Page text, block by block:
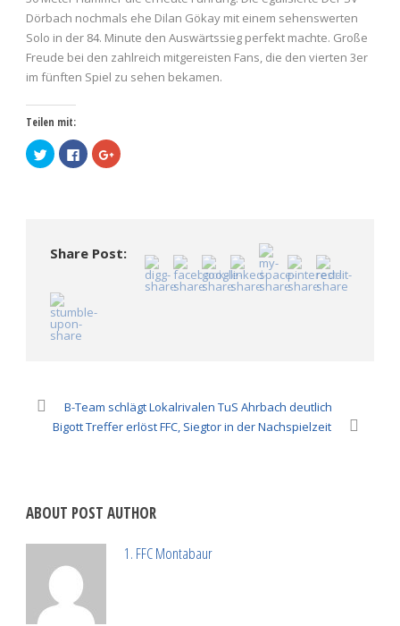
Dörbach nochmals ehe Dilan Gökay mit einem sehenswerten
Solo in der 84. Minute den Auswärtssieg perfekt machte. Große
Freude bei den zahlreich mitgereisten Fans, die den vierten 3er
im fünften Spiel zu sehen bekamen.
Teilen mit:
Klick,
um
über
Fenster
geöffnet)
Klick,
um
Fenster
geöffnet)
Zum
Teilen
geöffnet)
Share Post:
B-Team schlägt Lokalrivalen TuS Ahrbach deutlich
Bigott Treffer erlöst FFC, Siegtor in der Nachspielzeit
ABOUT POST AUTHOR
1. FFC Montabaur